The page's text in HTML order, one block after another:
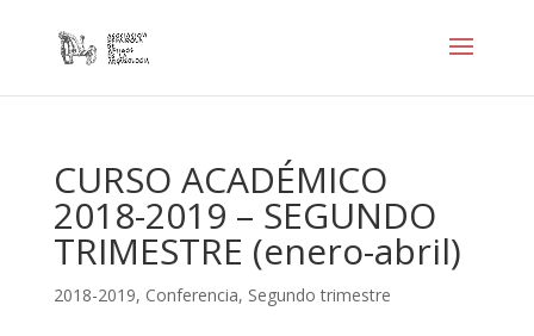
CURSO ACADÉMICO
2018-2019 – SEGUNDO
TRIMESTRE (enero-abril)
2018-2019, Conferencia, Segundo trimestre